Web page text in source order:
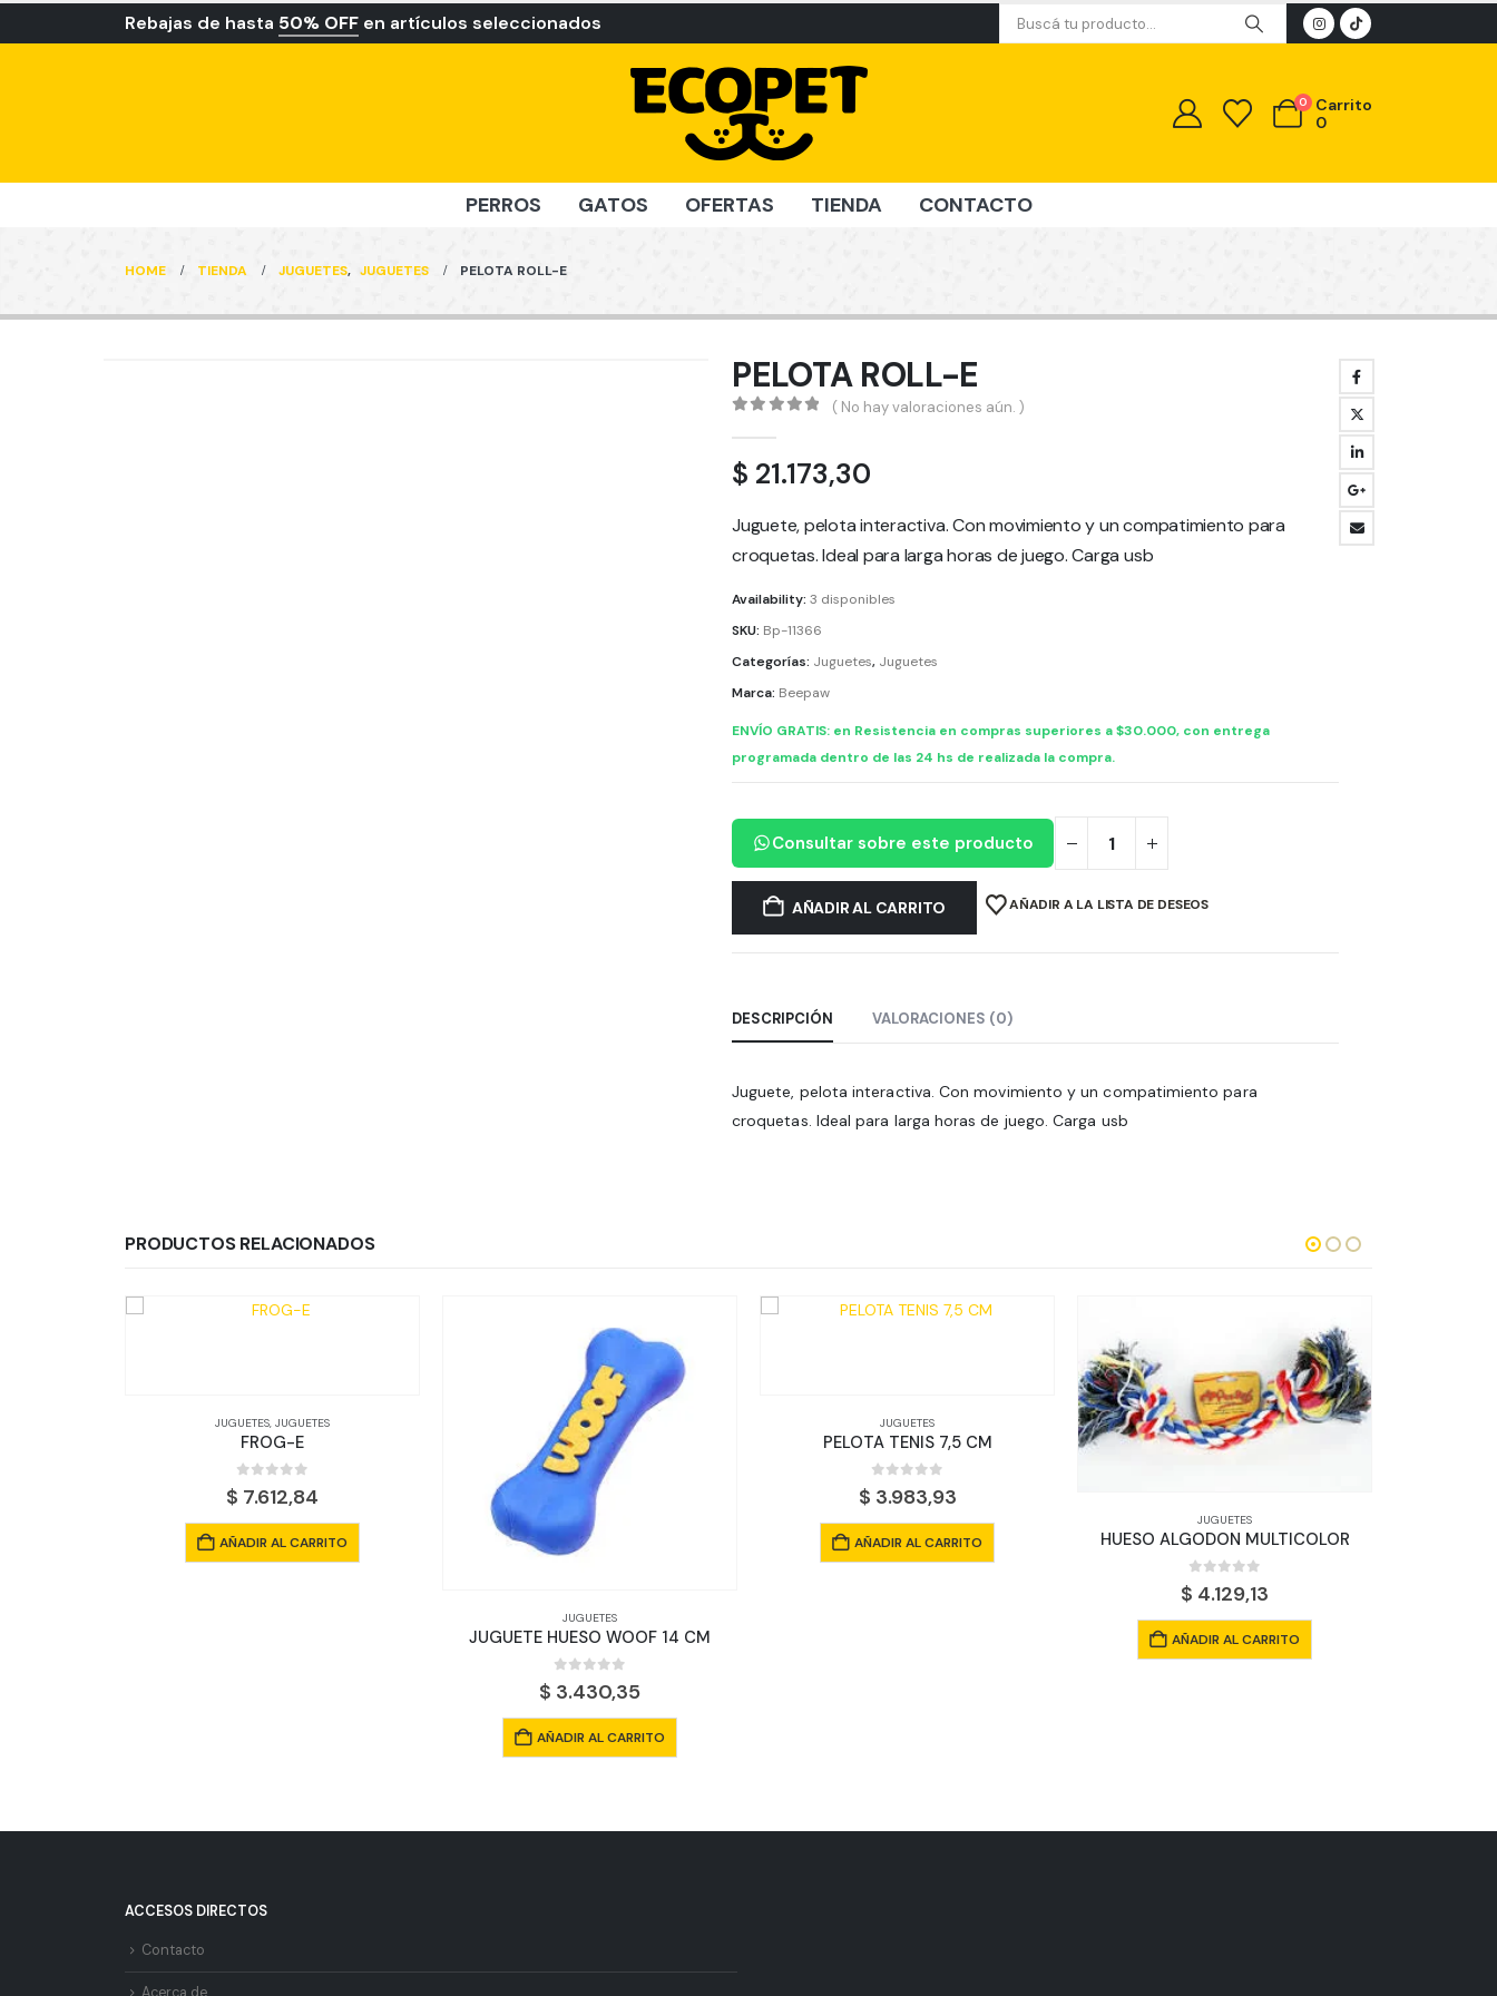
Rebajas de hasta 50% OFF en artículos seleccionados
0
Carrito
0
PERROS GATOS OFERTAS TIENDA CONTACTO
HOME TIENDA JUGUETES, JUGUETES PELOTA ROLL-E
PELOTA ROLL-E
( No hay valoraciones aún. )
$ 21.173,30
Juguete, pelota interactiva. Con movimiento y un compatimiento para
croquetas. Ideal para larga horas de juego. Carga usb
Availability: 3 disponibles
SKU: Bp-11366
Categorías: Juguetes, Juguetes
Marca: Beepaw
ENVÍO GRATIS: en Resistencia en compras superiores a $30.000, con entrega
programada dentro de las 24 hs de realizada la compra.
Consultar sobre este producto
AÑADIR AL CARRITO AÑADIR A LA LISTA DE DESEOS
DESCRIPCIÓN VALORACIONES (0)
Juguete, pelota interactiva. Con movimiento y un compatimiento para
croquetas. Ideal para larga horas de juego. Carga usb
PRODUCTOS RELACIONADOS
JUGUETES, JUGUETES
FROG-E
$ 7.612,84
AÑADIR AL CARRITO
JUGUETES
JUGUETE HUESO WOOF 14 CM
$ 3.430,35
AÑADIR AL CARRITO
JUGUETES
PELOTA TENIS 7,5 CM
$ 3.983,93
AÑADIR AL CARRITO
JUGUETES
HUESO ALGODON MULTICOLOR
$ 4.129,13
AÑADIR AL CARRITO
ACCESOS DIRECTOS
Contacto